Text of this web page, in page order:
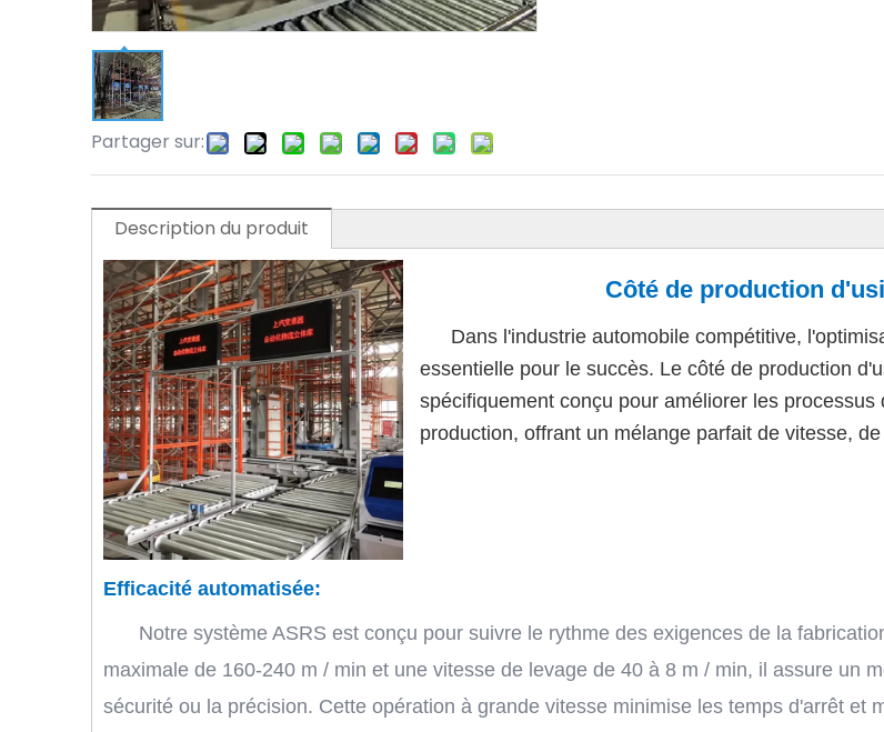
Partager sur:
Description du produit
Côté de production
Dans l'industrie automobile compétitive,
essentielle pour le succès. Le côté de production
spécifiquement conçu pour améliorer les
production, offrant un mélange parfait de vitesse,
Efficacité automatisée:
Notre système ASRS est conçu pour suivre le rythme des exigences de la
maximale de 160-240 m / min et une vitesse de levage de 40 à 8 m / min, il assure un
sécurité ou la précision. Cette opération à grande vitesse minimise les temps d'arrêt et